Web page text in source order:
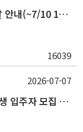
2026-2학기 신격호 롯데장학관 입주생 선발 안내(~7/10 10:00)
16039
2026학년도 2학기 시흥캠퍼스 주택 대학원생 입주자 모집 안내
2026-07-07